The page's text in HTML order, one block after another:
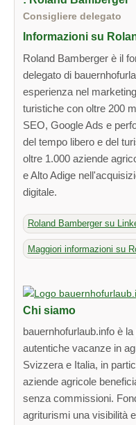
Consigliere delegato
Informazioni su
Roland Bamberger è il
delegato di
esperienza nel
turistiche con oltre 200
SEO, Google Ads e
del tempo libero e del
oltre 1.000 aziende
e Alto Adige
digitale.
Roland Bamberger su
Maggiori informazioni su
Chi siamo
bauernhofurlaub.info è
autentiche vacanze in
Svizzera e Italia, in
aziende agricole
senza commissioni.
agriturismi una visibilità